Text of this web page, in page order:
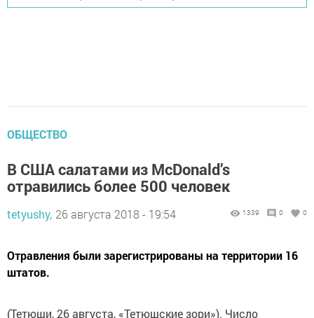
ОБЩЕСТВО
В США салатами из McDonald’s
отравились более 500 человек
tetyushy, 26 августа 2018 - 19:54 1339 0 0
Отравления были зарегистрированы на территории 16
штатов.
(Тетюши, 26 августа, «Тетюшские зори»). Число